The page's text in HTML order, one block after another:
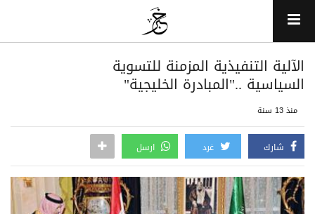
الآلية التنفيذية المزمنة للتسوية
السياسية .."المبادرة الخليجية"
منذ 13 سنة
شارك غرد ارسل